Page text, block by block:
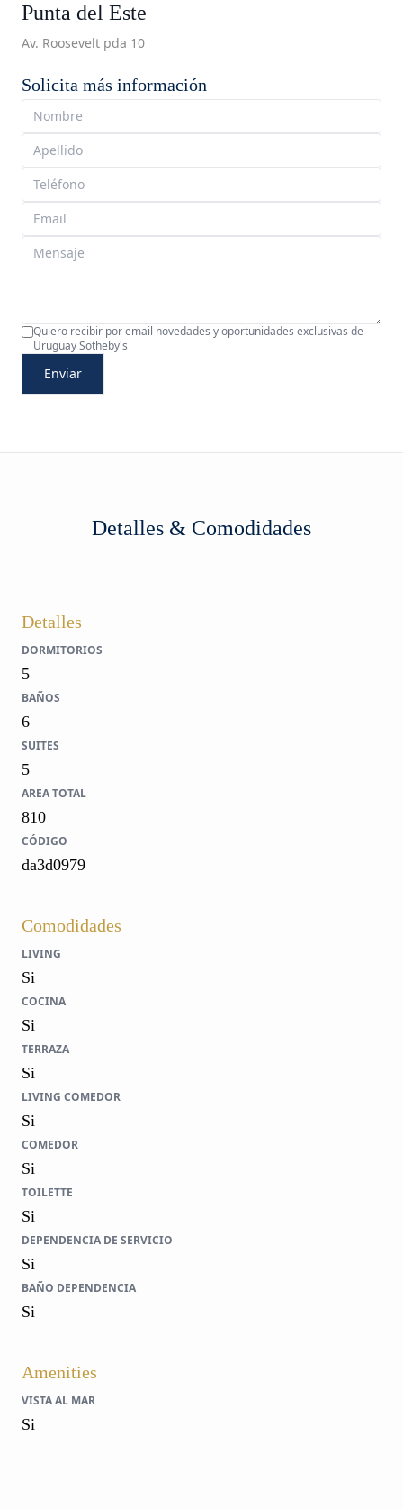
Punta del Este
Av. Roosevelt pda 10
Solicita más información
Quiero recibir por email novedades y oportunidades exclusivas de
Uruguay Sotheby's
Enviar
Detalles & Comodidades
Detalles
DORMITORIOS
5
BAÑOS
6
SUITES
5
AREA TOTAL
810
CÓDIGO
da3d0979
Comodidades
LIVING
Si
COCINA
Si
TERRAZA
Si
LIVING COMEDOR
Si
COMEDOR
Si
TOILETTE
Si
DEPENDENCIA DE SERVICIO
Si
BAÑO DEPENDENCIA
Si
Amenities
VISTA AL MAR
Si